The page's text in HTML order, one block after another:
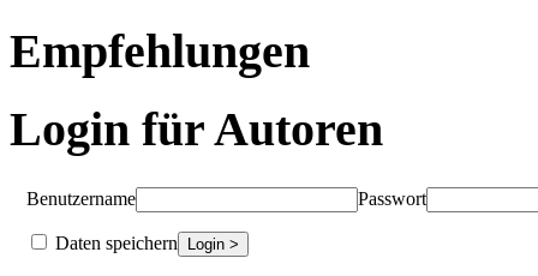
Empfehlungen
Login für Autoren
Benutzername Passwort
Daten speichern